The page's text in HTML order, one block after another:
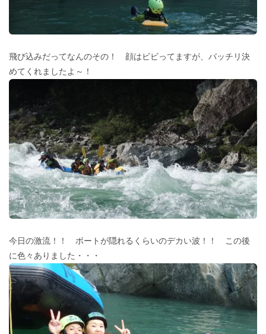
飛び込みだってなんのその！ 顔はビビってますが、バッチリ決
めてくれましたよ～！
今日の激流！！ ボートが隠れるくらいのデカい波！！ この後
に色々ありました・・・